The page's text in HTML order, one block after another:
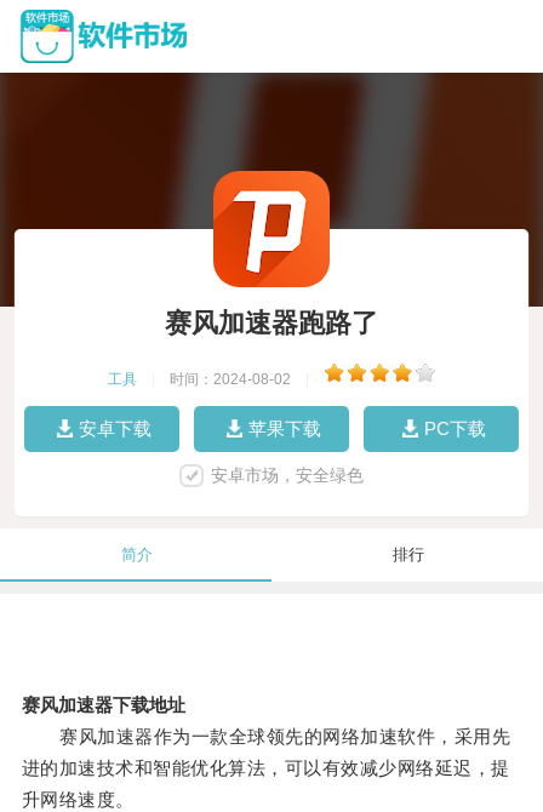
赛风加速器跑路了
工具 时间：2024-08-02
安卓下载 苹果下载 PC下载
安卓市场，安全绿色
简介 排行
赛风加速器下载地址
赛风加速器作为一款全球领先的网络加速软件，采用先
进的加速技术和智能优化算法，可以有效减少网络延迟，提
升网络速度。